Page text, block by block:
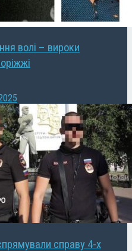
волі – вироки
справу 4-х